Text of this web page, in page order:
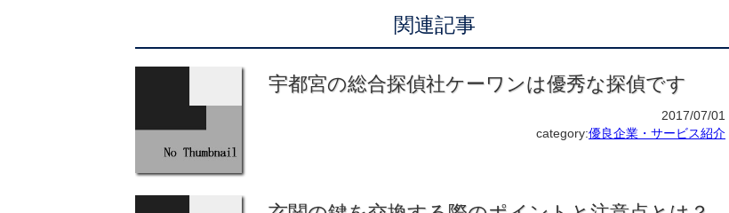
関連記事
宇都宮の総合探偵社ケーワンは優秀な探偵です
2017/07/01
category:優良企業・サービス紹介